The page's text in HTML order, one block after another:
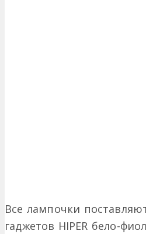
Все лампочки
гаджетов HIPER бело-